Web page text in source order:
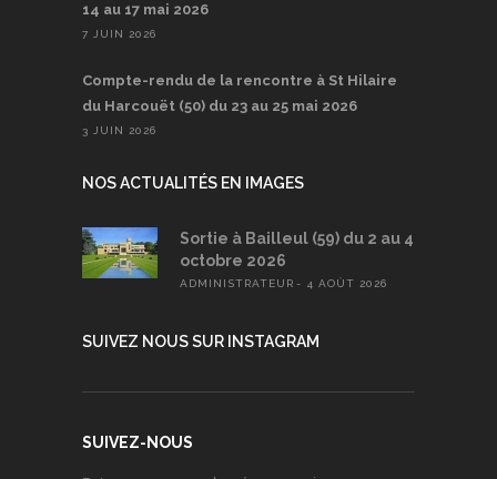
14 au 17 mai 2026
7 JUIN 2026
Compte-rendu de la rencontre à St Hilaire
du Harcouët (50) du 23 au 25 mai 2026
3 JUIN 2026
NOS ACTUALITÉS EN IMAGES
Sortie à Bailleul (59) du 2 au 4
octobre 2026
ADMINISTRATEUR 4 AOÛT 2026
SUIVEZ NOUS SUR INSTAGRAM
SUIVEZ-NOUS